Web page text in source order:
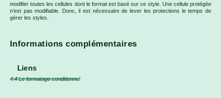
modifier toutes les cellules dont le format est basé sur ce style. Une cellule protégée
n’est pas modifiable. Donc, il est nécessaire de lever les protections le temps de
gérer les styles.
Informations complémentaires
Liens
4.4 Le formatage conditionnel